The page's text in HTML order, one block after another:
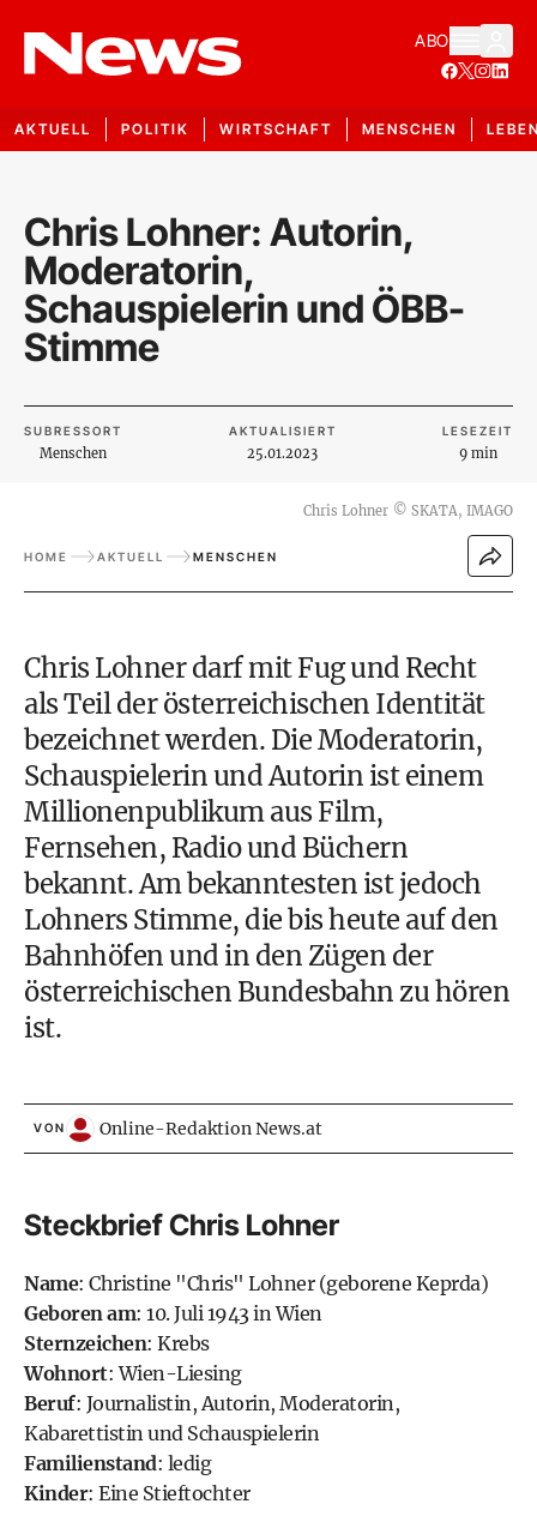
ABO
AKTUELL POLITIK WIRTSCHAFT MENSCHEN
Chris Lohner: Autorin,
Moderatorin,
Schauspielerin und ÖBB-
Stimme
SUBRESSORT
Menschen
AKTUALISIERT
25.01.2023
LESEZEIT
9 min
Chris Lohner © SKATA, IMAGO
HOME AKTUELL MENSCHEN
Chris Lohner darf mit Fug und Recht
als Teil der österreichischen Identität
bezeichnet werden. Die Moderatorin,
Schauspielerin und Autorin ist einem
Millionenpublikum aus Film,
Fernsehen, Radio und Büchern
bekannt. Am bekanntesten ist jedoch
Lohners Stimme, die bis heute auf den
Bahnhöfen und in den Zügen der
österreichischen Bundesbahn zu hören
ist.
VON Online-Redaktion News.at
Steckbrief Chris Lohner
Name: Christine "Chris" Lohner (geborene Keprda)
Geboren am: 10. Juli 1943 in Wien
Sternzeichen: Krebs
Wohnort: Wien-Liesing
Beruf: Journalistin, Autorin, Moderatorin,
Kabarettistin und Schauspielerin
Familienstand: ledig
Kinder: Eine Stieftochter